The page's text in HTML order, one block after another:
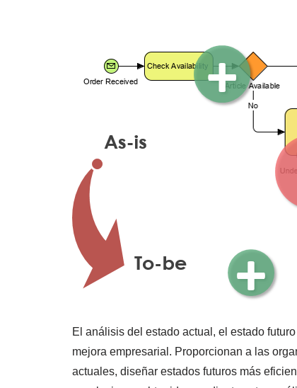
El análisis del estado actual, el estado
mejora empresarial. Proporcionan a las
actuales, diseñar estados futuros más